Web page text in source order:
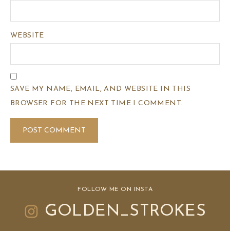
WEBSITE
SAVE MY NAME, EMAIL, AND WEBSITE IN THIS
BROWSER FOR THE NEXT TIME I COMMENT.
FOLLOW ME ON INSTA
GOLDEN_STROKES